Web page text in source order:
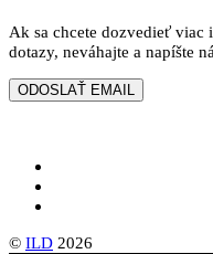
Ak sa chcete dozvedieť
dotazy, neváhajte a napíšte
© ILD 2026